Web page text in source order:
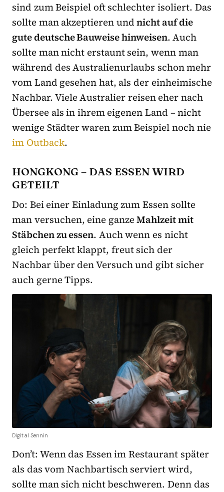
sind zum Beispiel oft schlechter isoliert. Das
sollte man akzeptieren undnicht auf die
gute deutsche Bauweise hinweisen. Auch
sollte man nicht erstaunt sein, wenn man
während des Australienurlaubs schon mehr
vom Land gesehen hat, als der einheimische
Nachbar. Viele Australier reisen eher nach
Übersee als in ihrem eigenen Land – nicht
wenige Städter waren zum Beispiel noch nie
im Outback.
HONGKONG – DAS ESSEN WIRD
GETEILT
Do: Bei einer Einladung zum Essen sollte
man versuchen, eine ganzeMahlzeit mit
Stäbchen zu essen. Auch wenn es nicht
gleich perfekt klappt, freut sich der
Nachbar über den Versuch und gibt sicher
auch gerne Tipps.
Digital Sennin
Don’t: Wenn das Essen im Restaurant später
als das vom Nachbartisch serviert wird,
sollte man sich nicht beschweren. Denn das